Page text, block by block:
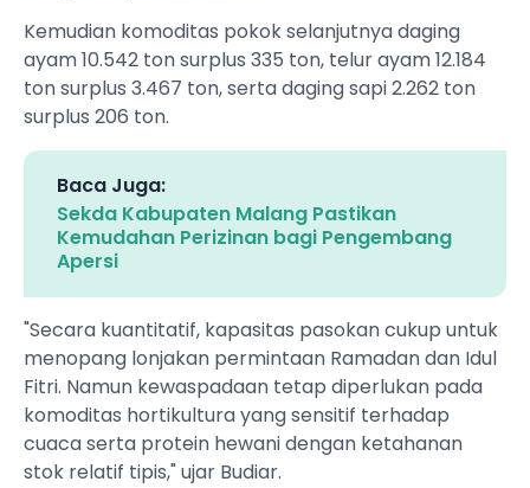
Kemudian komoditas pokok selanjutnya daging
ayam 10.542 ton surplus 335 ton, telur ayam 12.184
ton surplus 3.467 ton, serta daging sapi 2.262 ton
surplus 206 ton.
Baca Juga:
Sekda Kabupaten Malang Pastikan
Kemudahan Perizinan bagi Pengembang
Apersi
"Secara kuantitatif, kapasitas pasokan cukup untuk
menopang lonjakan permintaan Ramadan dan Idul
Fitri. Namun kewaspadaan tetap diperlukan pada
komoditas hortikultura yang sensitif terhadap
cuaca serta protein hewani dengan ketahanan
stok relatif tipis," ujar Budiar.